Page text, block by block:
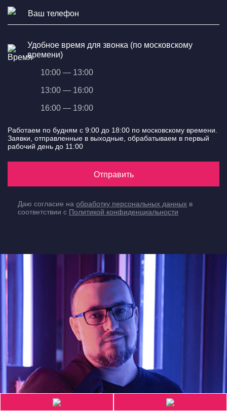
Удобное время для звонка (по московскому
времени)
10:00 — 13:00
13:00 — 16:00
16:00 — 19:00
Работаем по будням с 9:00 до 18:00 по московскому времени.
Заявки, отправленные в выходные, обрабатываем в первый
рабочий день до 11:00
Отправить
Даю согласие на обработку персональных данных в
соответствии с Политикой конфиденциальности